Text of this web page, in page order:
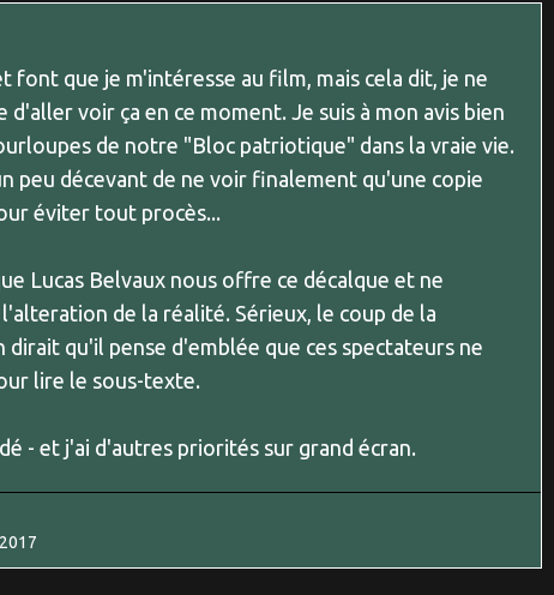
font que je m'intéresse au film, mais cela dit, je ne
d'aller voir ça en ce moment. Je suis à mon avis bien
de notre "Bloc patriotique" dans la vraie vie.
peu décevant de ne voir finalement qu'une copie
éviter tout procès...
Lucas Belvaux nous offre ce décalque et ne
de la réalité. Sérieux, le coup de la
dirait qu'il pense d'emblée que ces spectateurs ne
lire le sous-texte.
- et j'ai d'autres priorités sur grand écran.